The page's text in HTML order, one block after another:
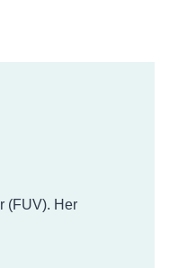
(FUV). Her